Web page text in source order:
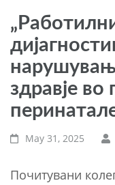
здравје
May 31, 2025
Почитувани